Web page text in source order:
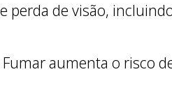
perda de visão,
Fumar aumenta o risco